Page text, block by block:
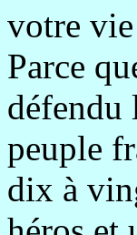
votre
Parce
défendu
peuple
dix à